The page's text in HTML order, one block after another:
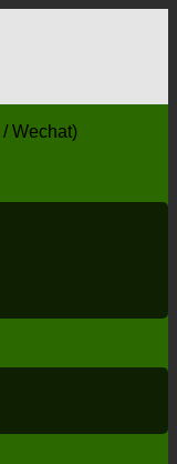
Wechat)